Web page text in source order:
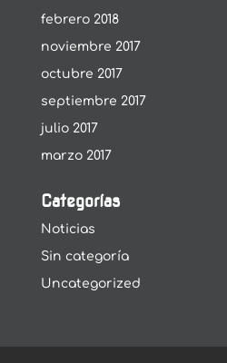
febrero 2018
noviembre 2017
octubre 2017
septiembre 2017
julio 2017
marzo 2017
Categorías
Noticias
Sin categoría
Uncategorized